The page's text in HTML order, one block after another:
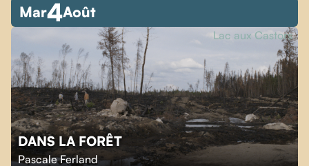
Mar4Août
DANS LA FORÊT
Pascale Ferland
Lac aux Castors